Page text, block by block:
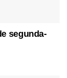
segunda-